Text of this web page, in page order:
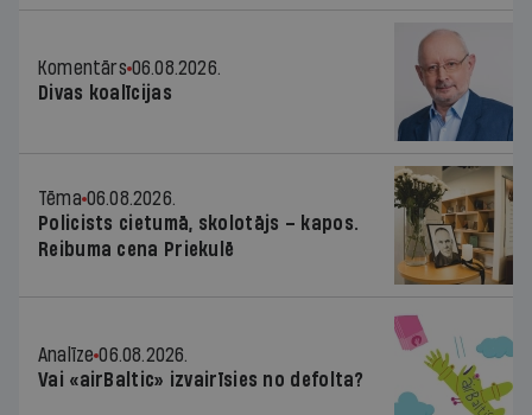
Komentārs 06.08.2026.
Divas koalīcijas
Tēma 06.08.2026.
Policists cietumā, skolotājs – kapos.
Reibuma cena Priekulē
Analīze 06.08.2026.
Vai «airBaltic» izvairīsies no defolta?